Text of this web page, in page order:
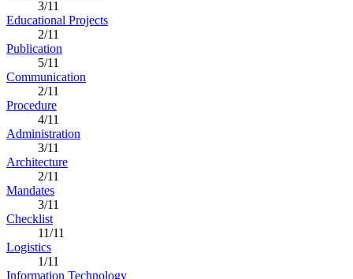
3/11
Educational Projects
2/11
Publication
5/11
Communication
2/11
Procedure
4/11
Administration
3/11
Architecture
2/11
Mandates
3/11
Checklist
11/11
Logistics
1/11
Information Technology